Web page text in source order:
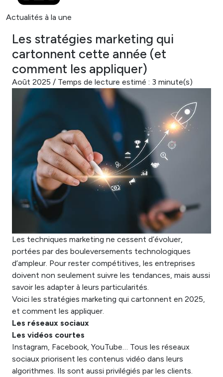
Actualités à la une
Les stratégies marketing qui
cartonnent cette année (et
comment les appliquer)
Août 2025 / Temps de lecture estimé : 3 minute(s)
Les techniques marketing ne cessent d’évoluer,
portées par des bouleversements technologiques
d’ampleur. Pour rester compétitives, les entreprises
doivent non seulement suivre les tendances, mais aussi
savoir les adapter à leurs particularités.
Voici les stratégies marketing qui cartonnent en 2025,
et comment les appliquer.
Les réseaux sociaux
Les vidéos courtes
Instagram, Facebook, YouTube… Tous les réseaux
sociaux priorisent les contenus vidéo dans leurs
algorithmes. Ils sont aussi privilégiés par les clients.